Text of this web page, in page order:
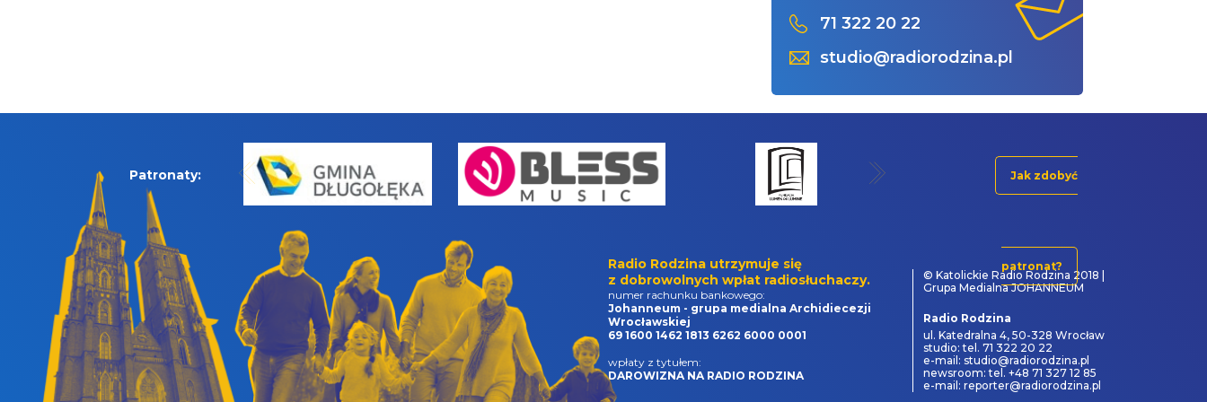
71 322 20 22
studio@radiorodzina.pl
Patronaty: Jak zdobyć
patronat?
Radio Rodzina utrzymuje się
z dobrowolnych wpłat radiosłuchaczy.
numer rachunku bankowego:
Johanneum - grupa medialna Archidiecezji
Wrocławskiej
69 1600 1462 1813 6262 6000 0001
wpłaty z tytułem:
DAROWIZNA NA RADIO RODZINA
© Katolickie Radio Rodzina 2018 |
Grupa Medialna JOHANNEUM
Radio Rodzina
ul. Katedralna 4, 50-328 Wrocław
studio: tel. 71 322 20 22
e-mail: studio@radiorodzina.pl
newsroom: tel. +48 71 327 12 85
e-mail: reporter@radiorodzina.pl